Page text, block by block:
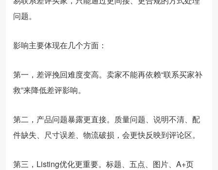
问题。
影响主要体现在几个方面：
第一，差评挽回难度变高。卖家不能再依赖“联系买家补
救”来降低差评影响。
第二，产品问题暴露更直接。质量问题、说明不清、配
件缺失、尺寸误差、物流破损，会更快反映到评论区。
第三，Listing优化更重要。标题、五点、图片、A+页